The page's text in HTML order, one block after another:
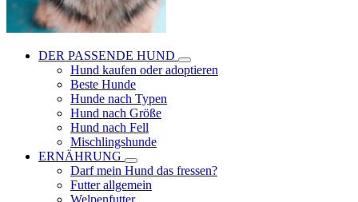
DER PASSENDE HUND
Hund kaufen oder adoptieren
Beste Hunde
Hunde nach Typen
Hund nach Größe
Hund nach Fell
Mischlingshunde
ERNÄHRUNG
Darf mein Hund das fressen?
Futter allgemein
Welpenfutter